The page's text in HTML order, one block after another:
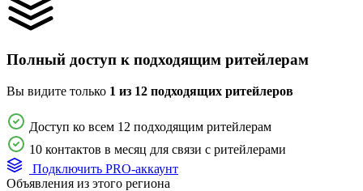
Полный доступ к подходящим ритейлерам
Вы видите только 1 из 12 подходящих ритейлеров
Доступ ко всем 12 подходящим ритейлерам
10 контактов в месяц для связи с ритейлерами
Подключить PRO-аккаунт
Объявления из этого региона